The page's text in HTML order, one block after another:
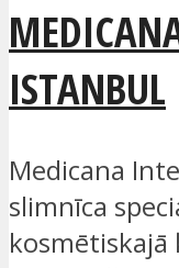
ISTANBUL
Medicana
slimnīca
kosmētiskajā